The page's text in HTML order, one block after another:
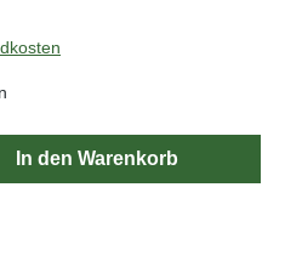
den gewünschten
In den Warenkorb